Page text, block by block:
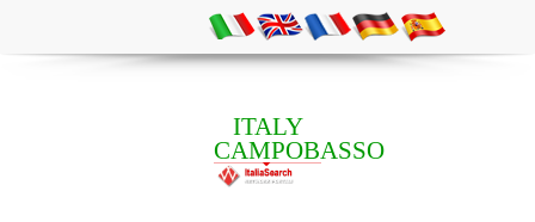
ITALY
CAMPOBASSO